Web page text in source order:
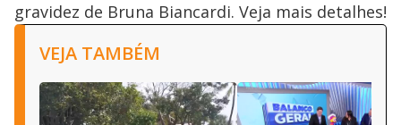
gravidez de Bruna Biancardi. Veja mais detalhes!
VEJA TAMBÉM